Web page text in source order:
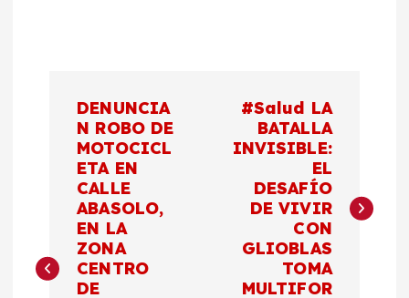
g
DENUNCIA
N ROBO DE
MOTOCICL
ETA EN
CALLE
ABASOLO,
EN LA
ZONA
CENTRO
DE
#Salud LA
BATALLA
INVISIBLE:
EL
DESAFÍO
DE VIVIR
CON
GLIOBLAS
TOMA
MULTIFOR